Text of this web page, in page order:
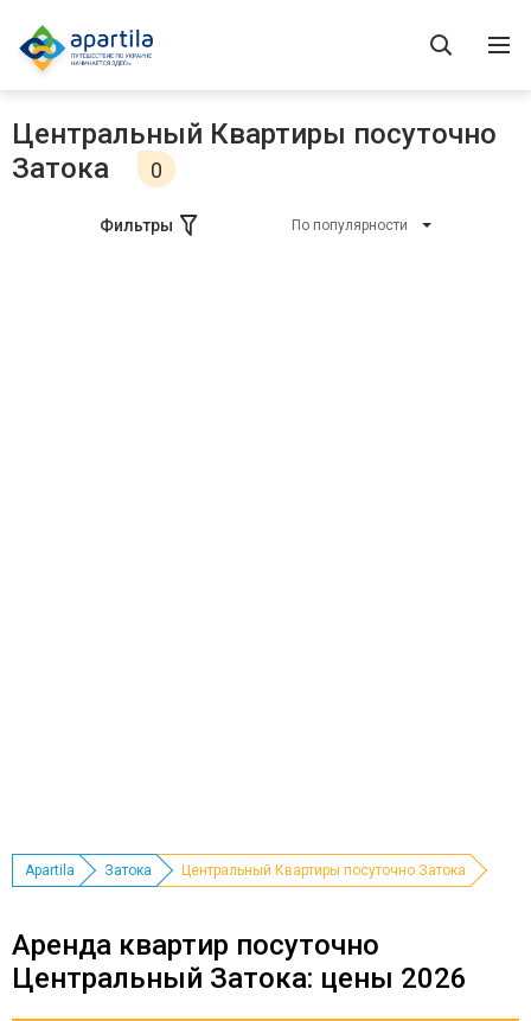
Центральный Квартиры посуточно
Затока
0
Фильтры По популярности
Apartila Затока Центральный Квартиры посуточно Затока
Аренда квартир посуточно
Центральный Затока: цены 2026